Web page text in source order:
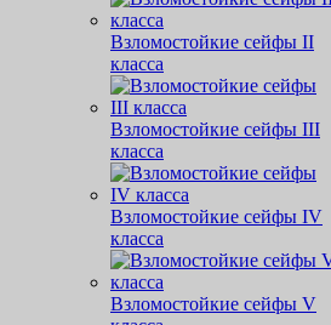
Взломостойкие сейфы II
класса
Взломостойкие сейфы III
класса
Взломостойкие сейфы IV
класса
Взломостойкие сейфы V